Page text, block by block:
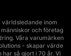
världsledande inom
och företag
Våra varumärken
- skapar värde
så gjort i 70 år. Vi